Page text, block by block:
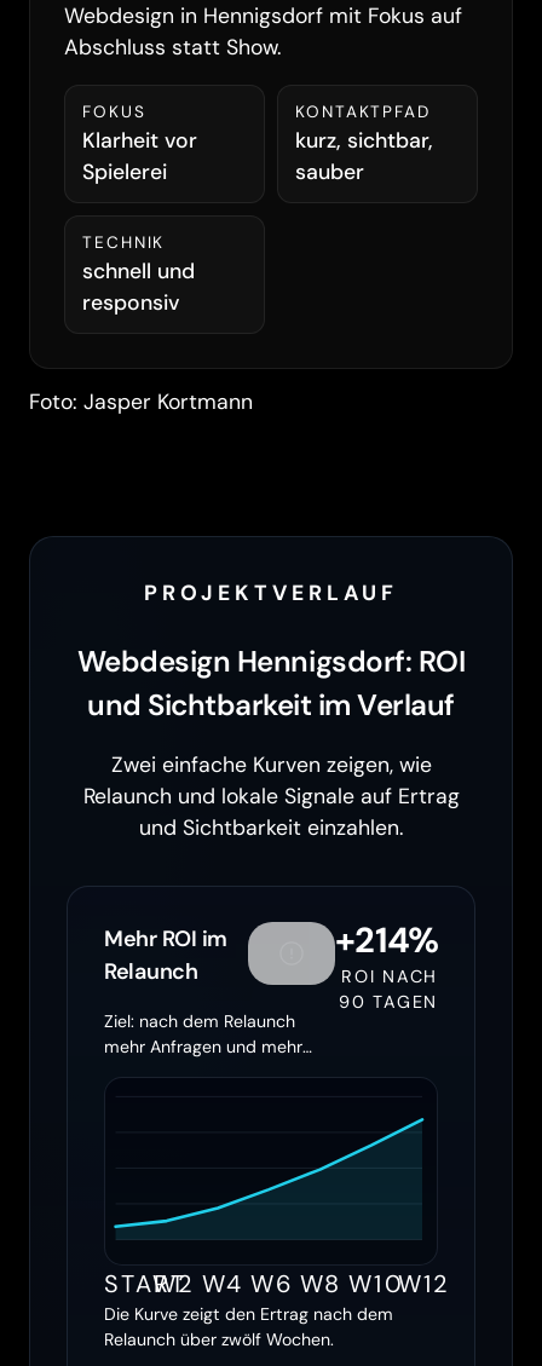
Webdesign in Hennigsdorf mit Fokus auf
Abschluss statt Show.
FOKUS
Klarheit vor
Spielerei
KONTAKTPFAD
kurz, sichtbar,
sauber
TECHNIK
schnell und
responsiv
Foto: Jasper Kortmann
PROJEKTVERLAUF
Webdesign Hennigsdorf: ROI
und Sichtbarkeit im Verlauf
Zwei einfache Kurven zeigen, wie
Relaunch und lokale Signale auf Ertrag
und Sichtbarkeit einzahlen.
Mehr ROI im
Relaunch
Ziel: nach dem Relaunch
mehr Anfragen und mehr
+214%
ROI NACH
90 TAGEN
START
W2 W4 W6 W8 W10W12
Die Kurve zeigt den Ertrag nach dem
Relaunch über zwölf Wochen.